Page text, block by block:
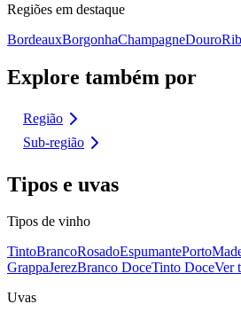
Regiões em destaque
BordeauxBorgonhaChampagneDouro
Explore também por
Região
Sub-região
Tipos e uvas
Tipos de vinho
TintoBrancoRosadoEspumantePorto
GrappaJerezBranco DoceTinto DoceVer
Uvas